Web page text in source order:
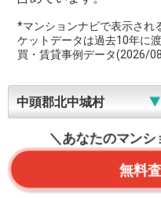
*マンションナビで表示され
ケットデータは過去10年に
買・賃貸事例データ(2026/
＼あなたのマン
無料